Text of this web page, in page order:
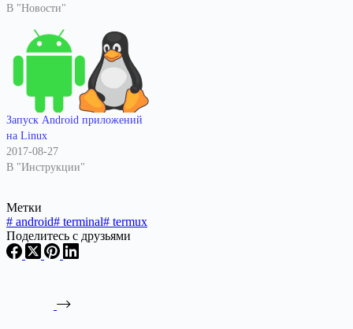
В "Новости"
Запуск Android приложений
на Linux
2017-08-27
В "Инструкции"
Метки
# android# terminal# termux
Поделитесь с друзьями